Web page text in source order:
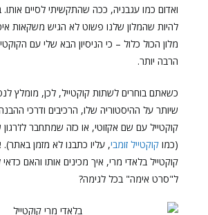
ואדום כמו עגבניה, ככה שהתקשיתי לסיים אותו.
להיות שהמלון שלנו פשוט לא הגיש משקאות
מלון הכול כלול – כי הניסיון הבא שלי עם
הרבה יותר.
כשאתם בוחרים לשתות קוקטייל, לכן, מומלץ
שיותר על ההיסטוריה שלו, הרכיבים ודרכי
קוקטייל עם שם אקזוטי, או כזה שמתחבר
(כמו קוקטייל זומבי, עליו כתבנו לא מזמן
קוקטייל בלאדי מרי, איך מכינים אותו והאם
ל"סרט אימה" בכל לגימה?